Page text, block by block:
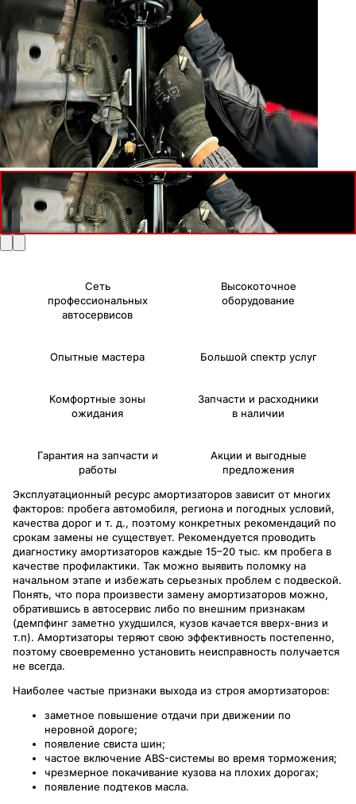
Сеть
профессиональных
автосервисов
Высокоточное
оборудование
Опытные мастера Большой спектр услуг
Комфортные зоны
ожидания
Запчасти и расходники
в наличии
Гарантия на запчасти и
работы
Акции и выгодные
предложения
Эксплуатационный ресурс амортизаторов зависит от многих
факторов: пробега автомобиля, региона и погодных условий,
качества дорог и т. д., поэтому конкретных рекомендаций по
срокам замены не существует. Рекомендуется проводить
диагностику амортизаторов каждые 15–20 тыс. км пробега в
качестве профилактики. Так можно выявить поломку на
начальном этапе и избежать серьезных проблем с подвеской.
Понять, что пора произвести замену амортизаторов можно,
обратившись в автосервис либо по внешним признакам
(демпфинг заметно ухудшился, кузов качается вверх-вниз и
т.п). Амортизаторы теряют свою эффективность постепенно,
поэтому своевременно установить неисправность получается
не всегда.
Наиболее частые признаки выхода из строя амортизаторов:
заметное повышение отдачи при движении по
неровной дороге;
появление свиста шин;
частое включение ABS-системы во время торможения;
чрезмерное покачивание кузова на плохих дорогах;
появление подтеков масла.